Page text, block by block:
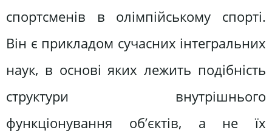
спортсменів в олімпійському спорті.
Він є прикладом сучасних інтегральних
наук, в основі яких лежить подібність
структури внутрішнього
функціонування об’єктів, а не їх